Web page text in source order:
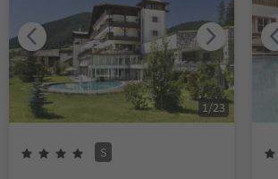
1/23
S